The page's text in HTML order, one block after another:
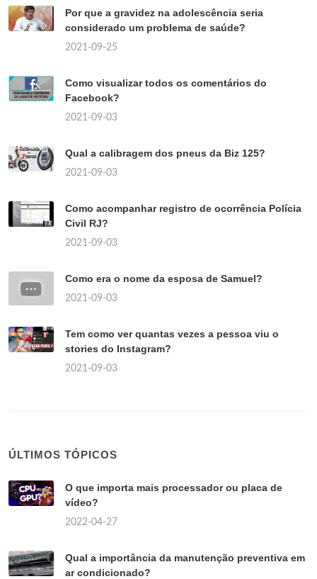
Por que a gravidez na adolescência seria
considerado um problema de saúde?
2021-09-25
Como visualizar todos os comentários do
Facebook?
2021-09-03
Qual a calibragem dos pneus da Biz 125?
2021-09-03
Como acompanhar registro de ocorrência Polícia
Civil RJ?
2021-09-03
Como era o nome da esposa de Samuel?
2021-09-03
Tem como ver quantas vezes a pessoa viu o
stories do Instagram?
2021-09-03
ÚLTIMOS TÓPICOS
O que importa mais processador ou placa de
vídeo?
2022-04-27
Qual a importância da manutenção preventiva em
ar condicionado?